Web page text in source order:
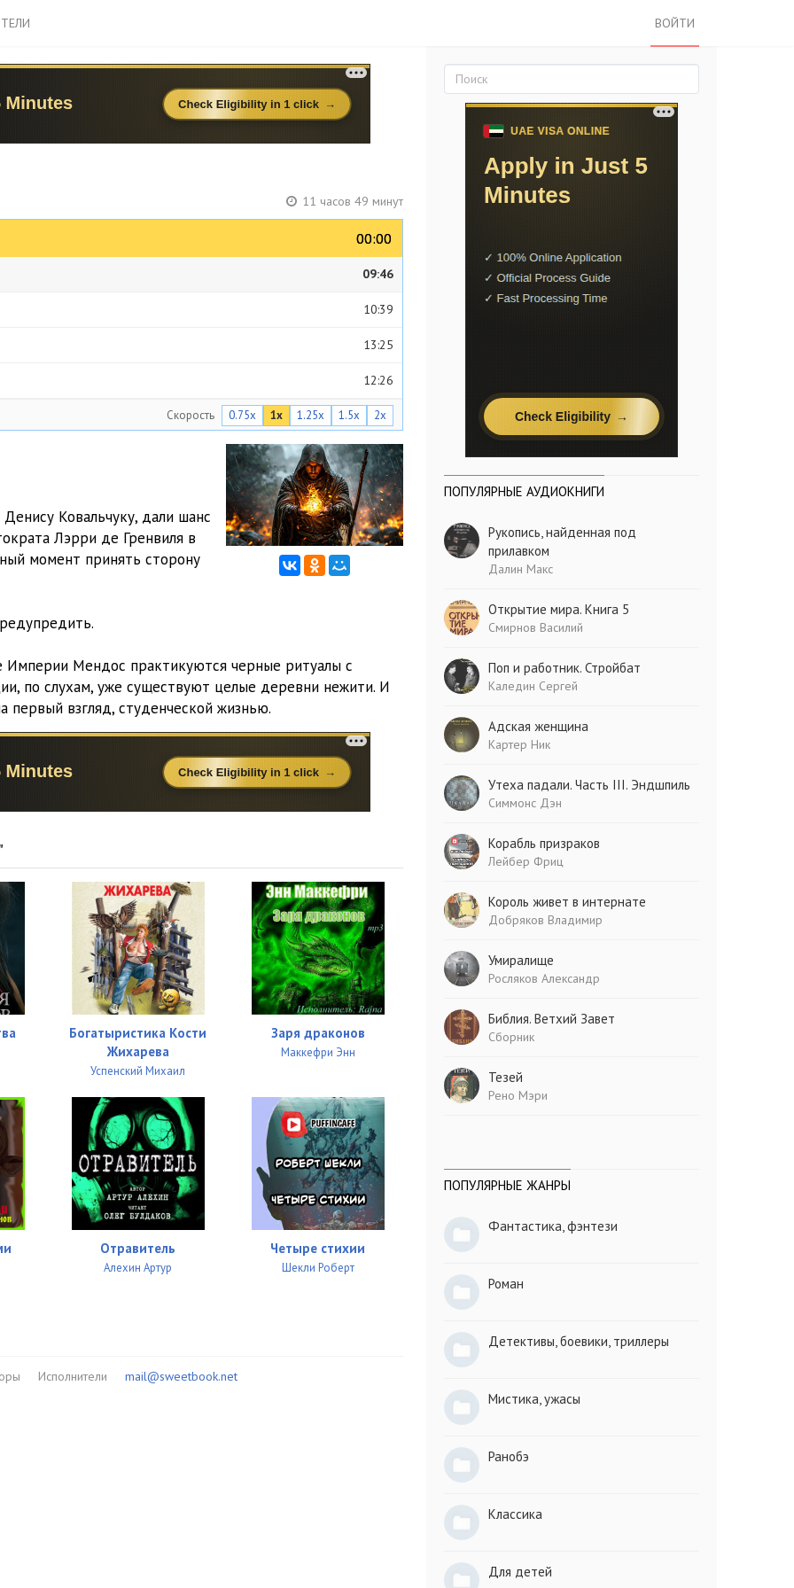
ВОЙТИ
11 часов 49 минут
00:00
00:00
09:46
10:39
13:25
12:26
12:37
12:54
14:04
14:32
15:27
17:06
13:44
19:23
12:34
12:50
11:37
13:37
14:58
Скорость 0.75x 1x 1.25x 1.5x 2x
Ковальчуку, дали шанс
Лэрри де Гренвиля в
момент принять сторону
Империи Мендос практикуются черные ритуалы с
по слухам, уже существуют целые деревни нежити. И
взгляд, студенческой жизнью.
"
Богатыристика Кости
Жихарева
Успенский Михаил
Заря драконов
Маккефри Энн
Отравитель
Алехин Артур
Четыре стихии
Шекли Роберт
Исполнители mail@sweetbook.net
ПОПУЛЯРНЫЕ АУДИОКНИГИ
Рукопись, найденная под
прилавком
Далин Макс
Открытие мира. Книга 5
Смирнов Василий
Поп и работник. Стройбат
Каледин Сергей
Адская женщина
Картер Ник
Утеха падали. Часть III. Эндшпиль
Симмонс Дэн
Корабль призраков
Лейбер Фриц
Король живет в интернате
Добряков Владимир
Умиралище
Росляков Александр
Библия. Ветхий Завет
Сборник
Тезей
Рено Мэри
ПОПУЛЯРНЫЕ ЖАНРЫ
Фантастика, фэнтези
Роман
Детективы, боевики, триллеры
Мистика, ужасы
Ранобэ
Классика
Для детей